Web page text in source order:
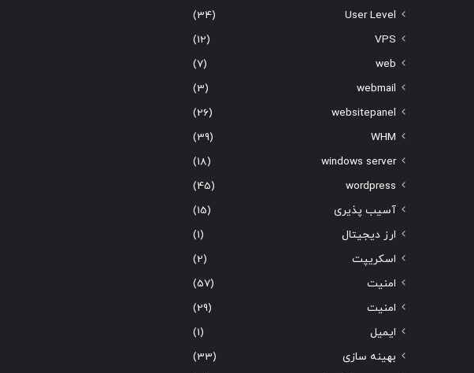
User Level
(34)
VPS
(12)
web
(7)
webmail
(3)
websitepanel
(26)
WHM
(39)
windows server
(18)
wordpress
(45)
آسیب پذیری
(15)
ارز دیجیتال
(1)
اسکریپت
(2)
امنیت
(57)
امنیت
(29)
ایمیل
(1)
بهینه سازی
(33)